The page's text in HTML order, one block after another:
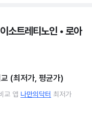
소트레티노인 • 로아
(최저가, 평균가)
교 앱 나만의닥터 최저가